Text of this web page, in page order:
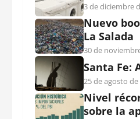
3 de diciembre
Nuevo
La Salada
30 de
Santa Fe:
25 de agosto de
Nivel
sobre la